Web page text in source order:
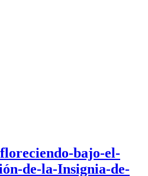
bajo-el-
de-la-Insignia-de-